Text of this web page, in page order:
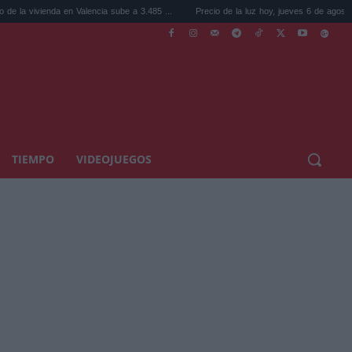
Valencia sube a 3.485 ... Precio de la luz hoy, jueves 6 de agosto: la hora ...
TIEMPO VIDEOJUEGOS